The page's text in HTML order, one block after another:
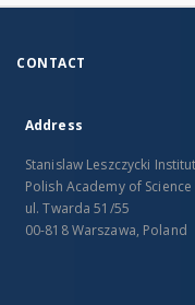
CONTACT
Address
Stanislaw Leszczycki
Polish Academy of Science
ul. Twarda 51/55
00-818 Warszawa, Poland